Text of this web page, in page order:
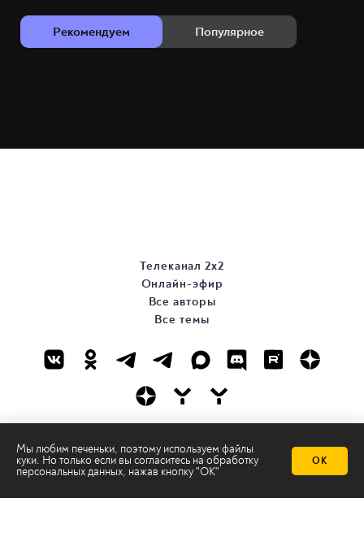
Рекомендуем Популярное
Мы любим печеньки, поэтому используем файлы
куки. Но только если вы согласитесь на обработку
персональных данных, нажав кнопку "ОК"
ОК
Телеканал 2х2
Онлайн-эфир
Все авторы
Все темы
© ООО «ТРК «2Х2», 2026
Правовая информация